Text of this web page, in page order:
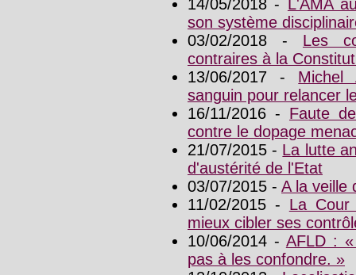
14/05/2018 - L'AMA
son système
03/02/2018 - Les
contraires à la
13/06/2017 - Michel
sanguin pour relancer
16/11/2016 - Faute
contre le dopage
21/07/2015 - La lutte
d'austérité de l'Etat
03/07/2015 - A la veille
11/02/2015 - La Cour
mieux cibler ses
10/06/2014 - AFLD :
pas à les confondre. »